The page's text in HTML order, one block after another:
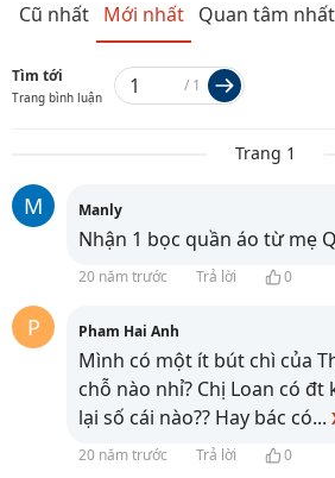
Cũ nhất Mới nhất Quan tâm nhất
Tìm tới
Trang bình luận
/ 1
Trang 1
M Manly
Nhận 1 bọc quần áo từ mẹ
20 năm trước Trả lời 0
P Pham Hai Anh
Mình có một ít bút chì của
chỗ nào nhỉ? Chị Loan có đt
lại số cái nào?? Hay bác có...
20 năm trước Trả lời 0